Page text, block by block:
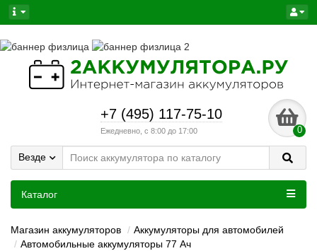
+7 (495) 117-75-10
Ежедневно, с 8:00 до 17:00 0
Везде
Каталог
Магазин аккумуляторов
Аккумуляторы для автомобилей
Автомобильные аккумуляторы 77 Ач